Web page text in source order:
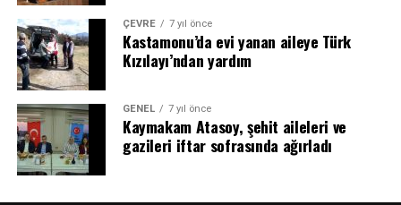
ÇEVRE 7 yıl önce
Kastamonu’da evi yanan aileye Türk
Kızılayı’ndan yardım
GENEL 7 yıl önce
Kaymakam Atasoy, şehit aileleri ve
gazileri iftar sofrasında ağırladı